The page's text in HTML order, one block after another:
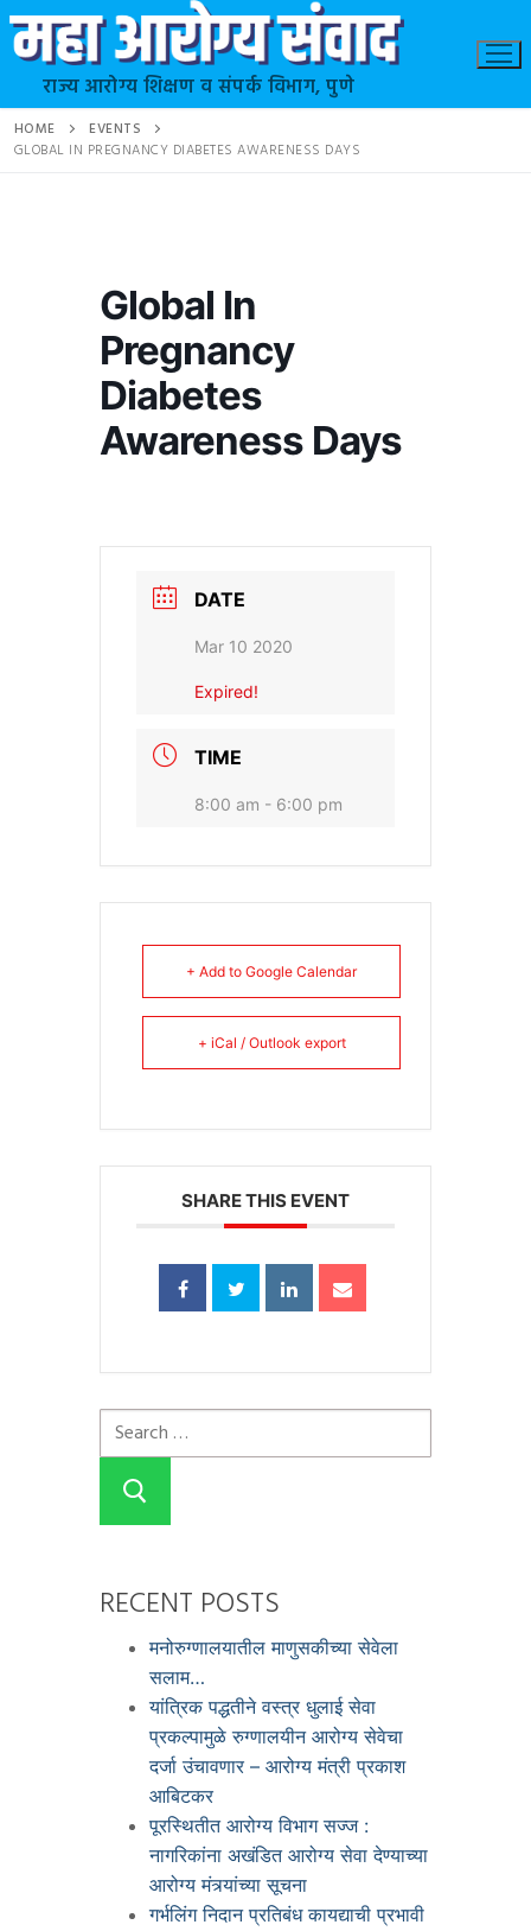
राज्य आरोग्य शिक्षण व संपर्क विभाग, पुणे
HOME
EVENTS
GLOBAL IN PREGNANCY DIABETES AWARENESS DAYS
Global In
Pregnancy
Diabetes
Awareness Days
DATE
Mar 10 2020
Expired!
TIME
8:00 am - 6:00 pm
+ Add to Google Calendar
+ iCal / Outlook export
SHARE THIS EVENT
RECENT POSTS
मनोरुग्णालयातील माणुसकीच्या सेवेला
सलाम…
यांत्रिक पद्धतीने वस्त्र धुलाई सेवा
प्रकल्पामुळे रुग्णालयीन आरोग्य सेवेचा
दर्जा उंचावणार – आरोग्य मंत्री प्रकाश
आबिटकर
पूरस्थितीत आरोग्य विभाग सज्ज :
नागरिकांना अखंडित आरोग्य सेवा देण्याच्या
आरोग्य मंत्र्यांच्या सूचना
गर्भलिंग निदान प्रतिबंध कायद्याची प्रभावी